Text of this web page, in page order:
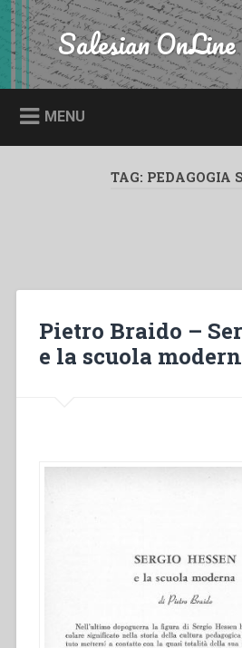
Skip
to
content
Search Salesian OnLine
MENU
TAG: PEDAGOGIA
Pietro Braido –
e la scuola